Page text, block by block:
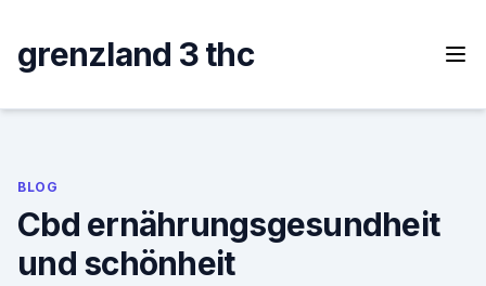
content
grenzland 3 thc
BLOG
Cbd ernährungsgesundheit
und schönheit